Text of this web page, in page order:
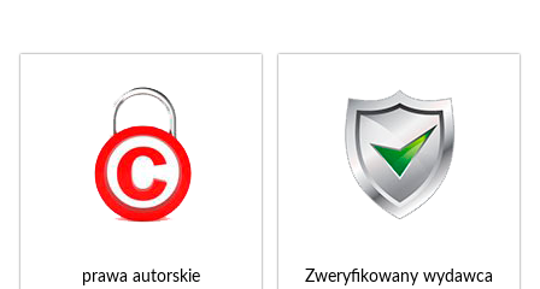
prawa autorskie Zweryfikowany wydawca